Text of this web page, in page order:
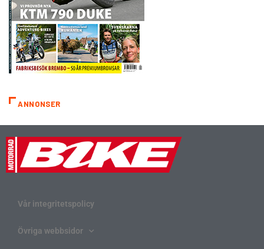
ANNONSER
Vår integritetspolicy
Övriga webbsidor